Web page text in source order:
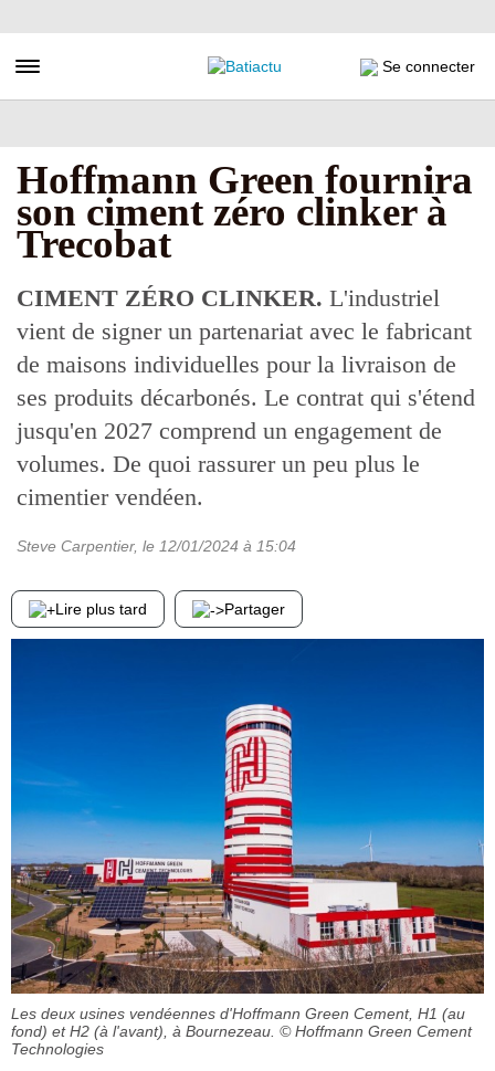
au
principal
Toggle navigation Se connecter
Hoffmann Green fournira
son ciment zéro clinker à
Trecobat
CIMENT ZÉRO CLINKER. L'industriel
vient de signer un partenariat avec le fabricant
de maisons individuelles pour la livraison de
ses produits décarbonés. Le contrat qui s'étend
jusqu'en 2027 comprend un engagement de
volumes. De quoi rassurer un peu plus le
cimentier vendéen.
Steve Carpentier, le 12/01/2024 à 15:04
Lire plus tard Partager
Les deux usines vendéennes d'Hoffmann Green Cement, H1 (au
fond) et H2 (à l'avant), à Bournezeau. © Hoffmann Green Cement
Technologies